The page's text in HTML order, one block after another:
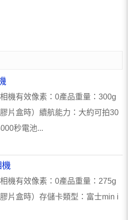
機有效像素：0產品重量：300g
片盒時）續航能力：大約可拍30
秒電池...
機
機有效像素：0產品重量：275g
片盒時）存儲卡類型：富士min i